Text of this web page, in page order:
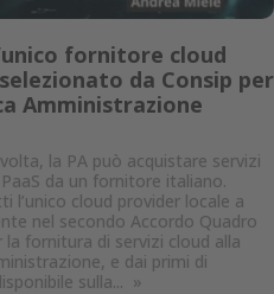
fornitore cloud
da Consip per
Amministrazione
la PA può acquistare servizi
da un fornitore italiano.
l’unico cloud provider locale a
nel secondo Accordo Quadro
la fornitura di servizi cloud alla
e dai primi di
sulla... »